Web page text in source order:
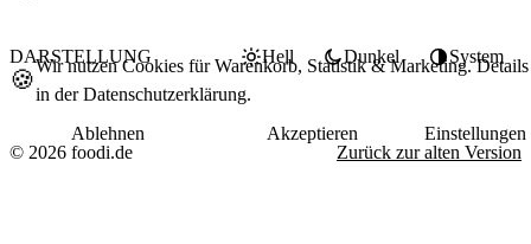
DARSTELLUNG Hell Dunkel System
© 2026 foodi.de Zurück zur alten Version
🍪Wir nutzen Cookies für Warenkorb, Statistik & Marketing. Details
in derDatenschutzerklärung.
Ablehnen
Akzeptieren Einstellungen